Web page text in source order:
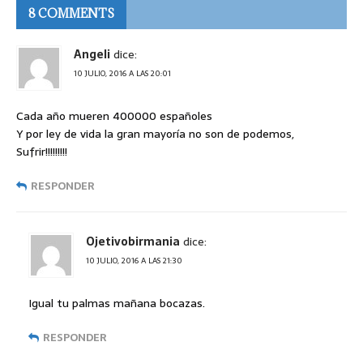
8 COMMENTS
Angelidice:
10 JULIO, 2016 A LAS 20:01
Cada año mueren 400000 españoles
Y por ley de vida la gran mayoría no son de podemos,
Sufrir!!!!!!!!!
RESPONDER
Ojetivobirmania dice:
10 JULIO, 2016 A LAS 21:30
Igual tu palmas mañana bocazas.
RESPONDER